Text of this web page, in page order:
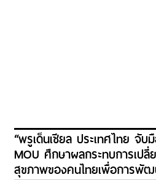
“พรูเด็นเชียล ประเทศไทย จั
MOU ศึกษาผลกระทบการเป
สุขภาพของคนไทยเพื่อการพัฒ